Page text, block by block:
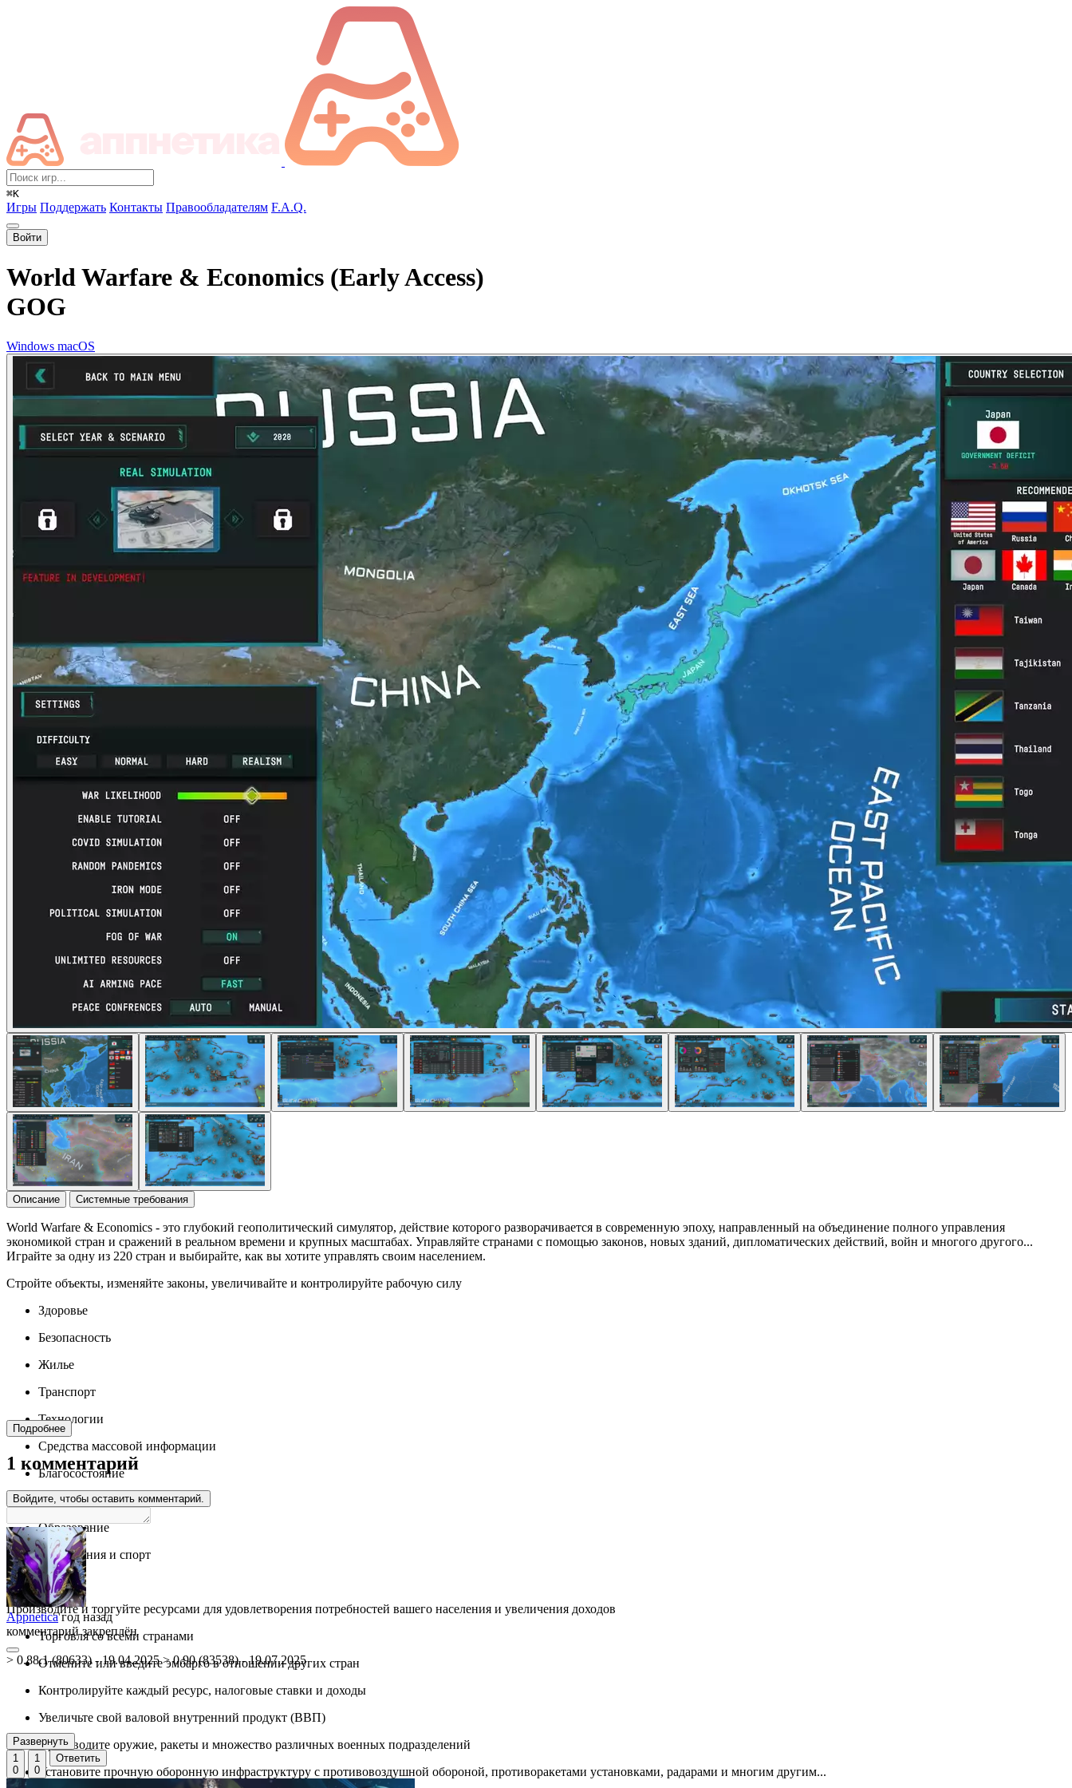
⌘K
Игры Поддержать Контакты Правообладателям F.A.Q.
Войти
World Warfare & Economics (Early Access)
GOG
Windows macOS
Описание Системные требования
World Warfare & Economics - это глубокий геополитический симулятор, действие которого разворачивается в современную эпоху, направленный на объединение полного управления
экономикой стран и сражений в реальном времени и крупных масштабах. Управляйте странами с помощью законов, новых зданий, дипломатических действий, войн и многого другого...
Играйте за одну из 220 стран и выбирайте, как вы хотите управлять своим населением.
Стройте объекты, изменяйте законы, увеличивайте и контролируйте рабочую силу
Здоровье
Безопасность
Жилье
Транспорт
Технологии
Средства массовой информации
Благосостояние
Окружающая среда
Образование
Развлечения и спорт
Туризм
Производите и торгуйте ресурсами для удовлетворения потребностей вашего населения и увеличения доходов
Торговля со всеми странами
Отмените или введите эмбарго в отношении других стран
Контролируйте каждый ресурс, налоговые ставки и доходы
Увеличьте свой валовой внутренний продукт (ВВП)
Производите оружие, ракеты и множество различных военных подразделений
Установите прочную оборонную инфраструктуру с противовоздушной обороной, противоракетами установками, радарами и многим другим...
Подробнее
1 комментарий
Войдите, чтобы оставить комментарий.
Appnetica год назад
комментарий закреплён
> 0.88.1 (80633) - 19.04.2025 > 0.90 (83538) - 19.07.2025
Развернуть
1
0
1
0
Ответить